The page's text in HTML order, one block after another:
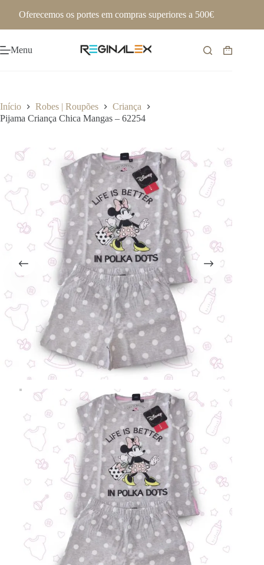
Oferecemos os portes em compras superiores a 500€
Menu
Carrinho
Início Robes | Roupões
Criança
Pijama Criança Chica Mangas – 62254